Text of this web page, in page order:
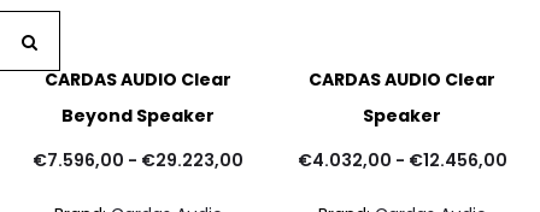
CARDAS AUDIO Clear
Beyond Speaker
€7.596,00 - €29.223,00 Fascia
CARDAS AUDIO Clear
Speaker
€4.032,00 - €12.456,00